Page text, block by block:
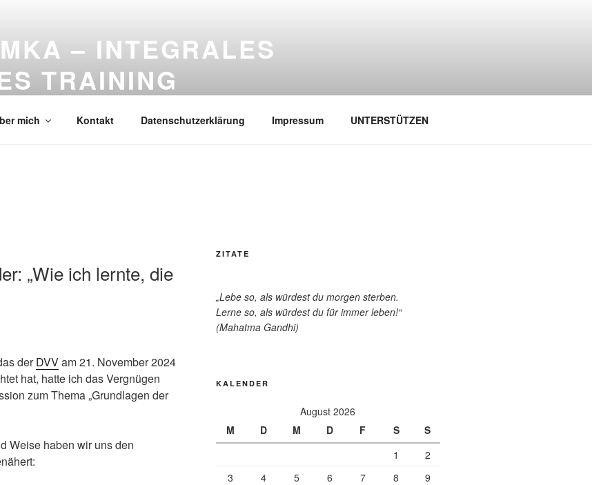
– INTEGRALES
TRAINING
mich Kontakt Datenschutzerklärung Impressum UNTERSTÜTZEN
„Wie ich lernte, die
derDVVam 21. November 2024
hat, hatte ich das Vergnügen
zum Thema „Grundlagen der
Weise haben wir uns den
ZITATE
„Lebe so, als würdest du morgen sterben.
Lerne so, als würdest du für immer leben!“
(Mahatma Gandhi)
KALENDER
August 2026
M
D M D F S
S
1
2
3
4 5 6 7 8
9